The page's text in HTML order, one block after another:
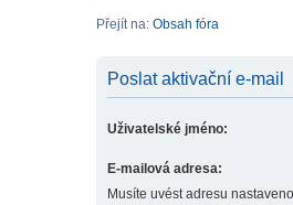
Přejít na: Obsah fóra
Poslat aktivační e-mail
Uživatelské jméno:
E-mailová adresa:
Musíte uvést adresu